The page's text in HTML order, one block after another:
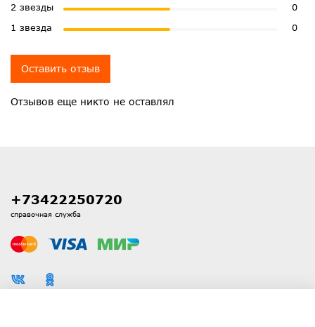
Отзывов еще никто не оставлял
2 звезды
0
1 звезда
0
Оставить отзыв
+73422250720
справочная служба